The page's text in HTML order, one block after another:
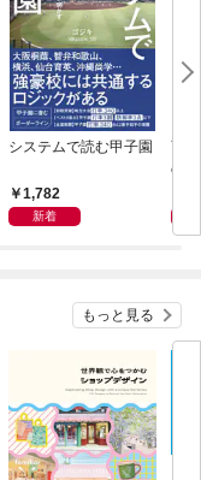
システムで読む甲子園
1,782
新着
育
の
ング
もっと見る